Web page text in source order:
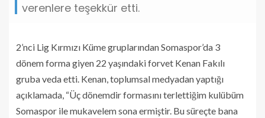
verenlere teşekkür etti.
2’nci Lig Kırmızı Küme gruplarından Somaspor’da 3
dönem forma giyen 22 yaşındaki forvet Kenan Fakılı
gruba veda etti. Kenan, toplumsal medyadan yaptığı
açıklamada, “Üç dönemdir formasını terlettiğim kulübüm
Somaspor ile mukavelem sona ermiştir. Bu süreçte bana